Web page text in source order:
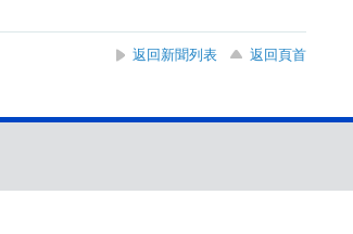
返回新聞列表
返回頁首